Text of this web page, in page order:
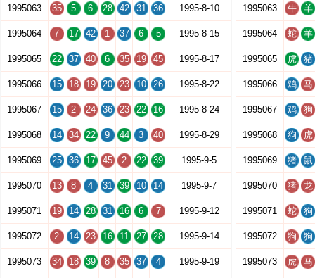
1995063 35 5 6 28 42 31 36 1995-8-10
1995064 7 17 42 1 37 6 5 1995-8-15
1995065 22 37 40 6 35 19 45 1995-8-17
1995066 15 18 19 20 23 10 26 1995-8-22
1995067 15 2 24 36 23 22 16 1995-8-24
1995068 14 34 22 9 44 3 40 1995-8-29
1995069 25 36 17 45 2 22 39 1995-9-5
1995070 13 8 4 31 39 10 14 1995-9-7
1995071 19 14 28 31 16 6 7 1995-9-12
1995072 2 14 23 16 11 27 28 1995-9-14
1995073 34 18 39 8 35 37 4 1995-9-19
1995063 牛 羊
1995064 蛇 羊
1995065 虎 猪
1995066 鸡 马
1995067 鸡 狗
1995068 狗 虎
1995069 猪 鼠
1995070 猪 龙
1995071 蛇 狗
1995072 狗 狗
1995073 虎 马